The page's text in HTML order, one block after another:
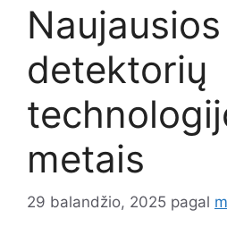
detektorių
metais
29 balandžio, 2025 pagal